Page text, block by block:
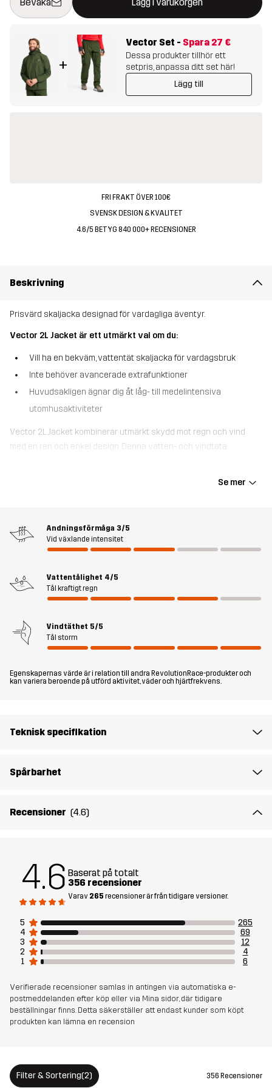
+
Vector Set - Spara 27 €
Dessa produkter tillhör ett
setpris, anpassa ditt set här!
Lägg till
FRI FRAKT ÖVER 100€
SVENSK DESIGN & KVALITET
4.6/5 BETYG 840 000+ RECENSIONER
Beskrivning
Prisvärd skaljacka designad för vardagliga äventyr.
Vector 2L Jacket är ett utmärkt val om du:
Vill ha en bekväm, vattentät skaljacka för vardagsbruk
Inte behöver avancerade extrafunktioner
Huvudsakligen ägnar dig åt låg- till medelintensiva
utomhusaktiviteter
Vector 2L Jacket kombinerar utmärkt skydd mot regn och vind
med en ren och enkel design. Denna vatten- och vindtäta
att du håller dig synlig i mörker. Om du vill ha en regnjacka för
vardagliga äventyr till ett riktigt bra pris är detta ett perfekt val.
Modellen är 182 cm väger 85 kg och har storlek L.
Material
Foder 100% Polyester
Versioner Tidigare version
Se mer
Andningsförmåga 3/5
Vid växlande intensitet
Vattentålighet 4/5
Tål kraftigt regn
Vindtäthet 5/5
Tål storm
Egenskapernas värde är i relation till andra RevolutionRace-produkter och
kan variera beroende på utförd aktivitet, väder och hjärtfrekvens.
Teknisk specifikation
Spårbarhet
Recensioner (4.6)
4.6 Baserat på totalt
356 recensioner
Varav 265 recensioner är från tidigare versioner.
5
265
4
69
3
12
2
4
1
6
Verifierade recensioner samlas in antingen via automatiska e-
postmeddelanden efter köp eller via Mina sidor, där tidigare
beställningar finns. Detta säkerställer att endast kunder som köpt
produkten kan lämna en recension
Filter & Sortering(2) 356 Recensioner